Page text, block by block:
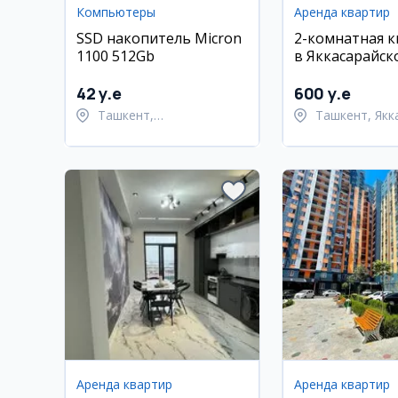
Компьютеры
SSD накопитель Micron
1100 512Gb
42 y.e
Ташкент,
Аренда квартир
2-комнатная
в
600 y.e
Ташкент,
Аренда квартир Аренда квартир